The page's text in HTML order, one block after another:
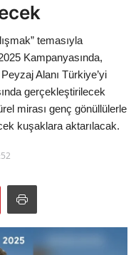
temasıyla
Kampanyasında,
Alanı Türkiye’yi
gerçekleştirilecek
mirası genç gönüllülerle
kuşaklara aktarılacak.